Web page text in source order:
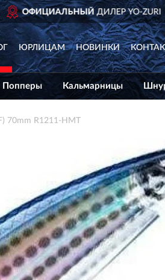
ЮРЛИЦАМ НОВИНКИ
Попперы Кальмарницы
70mm R1211-HMT